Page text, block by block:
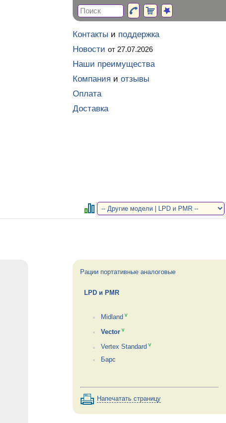
Рации портативные аналоговые
LPD и PMR
Midland v
Vector v
Vertex Standard v
Барс
Напечатать страницу
Контакты и поддержка
Новости от 27.07.2026
Наши преимущества
Компания и отзывы
Оплата
Доставка